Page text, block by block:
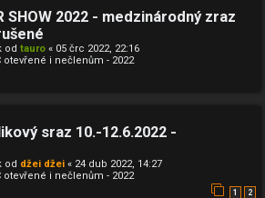
SHOW 2022 - medzinárodný zraz
od tauro « 05 črc 2022, 22:16
otevřené i nečlenům - 2022
sraz 10.-12.6.2022 -
od džei džei « 24 dub 2022, 14:27
otevřené i nečlenům - 2022
1 2